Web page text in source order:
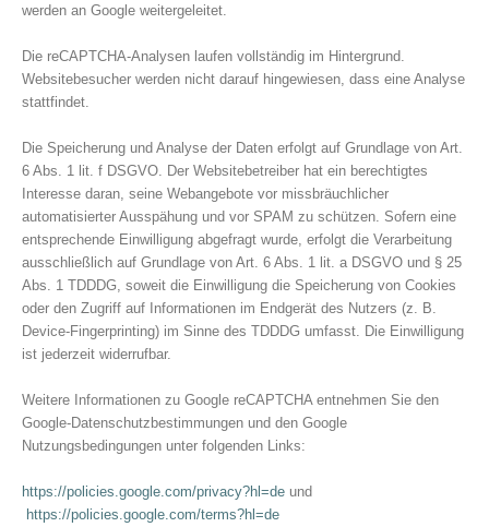
werden an Google weitergeleitet.
Die reCAPTCHA-Analysen laufen vollständig im Hintergrund.
Websitebesucher werden nicht darauf hingewiesen, dass eine Analyse
stattfindet.
Die Speicherung und Analyse der Daten erfolgt auf Grundlage von Art.
6 Abs. 1 lit. f DSGVO. Der Websitebetreiber hat ein berechtigtes
Interesse daran, seine Webangebote vor missbräuchlicher
automatisierter Ausspähung und vor SPAM zu schützen. Sofern eine
entsprechende Einwilligung abgefragt wurde, erfolgt die Verarbeitung
ausschließlich auf Grundlage von Art. 6 Abs. 1 lit. a DSGVO und § 25
Abs. 1 TDDDG, soweit die Einwilligung die Speicherung von Cookies
oder den Zugriff auf Informationen im Endgerät des Nutzers (z. B.
Device-Fingerprinting) im Sinne des TDDDG umfasst. Die Einwilligung
ist jederzeit widerrufbar.
Weitere Informationen zu Google reCAPTCHA entnehmen Sie den
Google-Datenschutzbestimmungen und den Google
Nutzungsbedingungen unter folgenden Links:
https://policies.google.com/privacy?hl=de und
https://policies.google.com/terms?hl=de